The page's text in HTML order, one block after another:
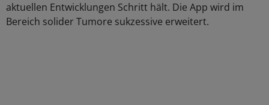
aktuellen Entwicklungen Schritt hält. Die App wird im
Bereich solider Tumore sukzessive erweitert.